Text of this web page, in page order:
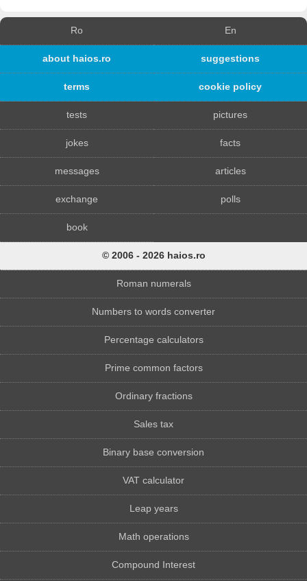
Ro En
about haios.ro suggestions
terms cookie policy
tests pictures
jokes facts
messages articles
exchange polls
book
© 2006 - 2026 haios.ro
Roman numerals
Numbers to words converter
Percentage calculators
Prime common factors
Ordinary fractions
Sales tax
Binary base conversion
VAT calculator
Leap years
Math operations
Compound Interest